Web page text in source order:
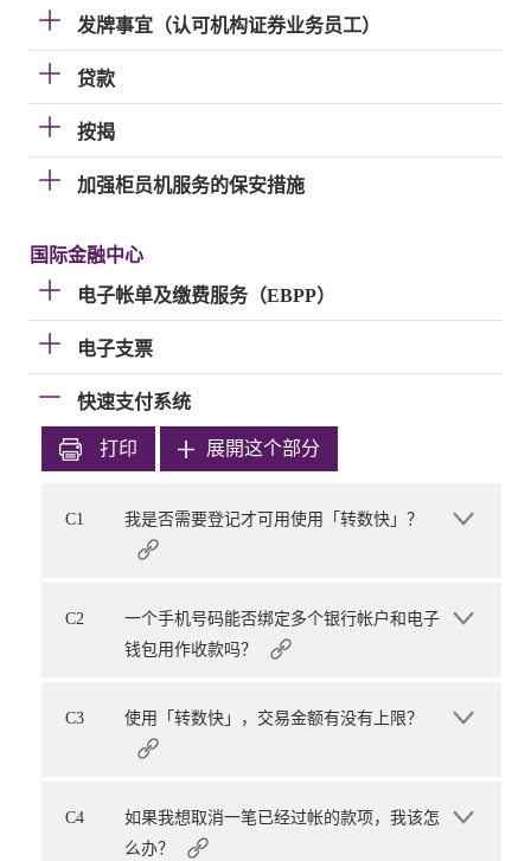
发牌事宜（认可机构证券业务员工）
贷款
按揭
加强柜员机服务的保安措施
国际金融中心
电子帐单及缴费服务（EBPP）
电子支票
快速支付系统
打印 展開这个部分
C1 我是否需要登记才可用使用「转数快」？
C2
一个手机号码能否绑定多个银行帐户和电子
钱包用作收款吗？
C3 使用「转数快」，交易金额有没有上限？
C4
如果我想取消一笔已经过帐的款项，我该怎
么办？